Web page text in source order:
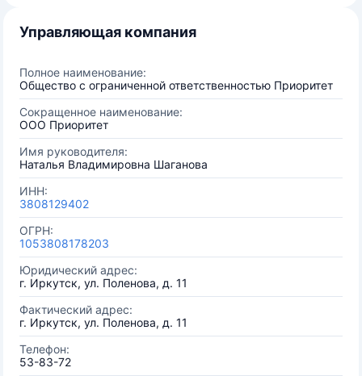
Управляющая компания
Полное наименование:
Общество с ограниченной ответственностью Приоритет
Сокращенное наименование:
ООО Приоритет
Имя руководителя:
Наталья Владимировна Шаганова
ИНН:
3808129402
ОГРН:
1053808178203
Юридический адрес:
г. Иркутск, ул. Поленова, д. 11
Фактический адрес:
г. Иркутск, ул. Поленова, д. 11
Телефон:
53-83-72